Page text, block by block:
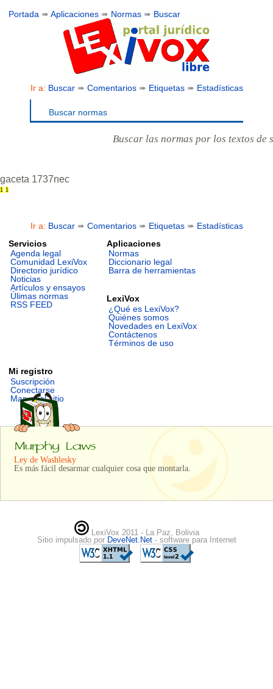
Portada ➠Aplicaciones ➠ Normas ➠ Buscar
Ir a: Buscar➠ Comentarios➠ Etiquetas➠ Estadísticas
Buscar normas
Buscar las normas por los textos de
gaceta 1737nec
1 1
Ir a: Buscar➠ Comentarios➠ Etiquetas➠ Estadísticas
Servicios
Agenda legal
Comunidad LexiVox
Directorio jurídico
Noticias
Artículos y ensayos
Úlimas normas
RSS FEED
Aplicaciones
Normas
Diccionario legal
Barra de herramientas
LexiVox
¿Qué es LexiVox?
Quiénes somos
Novedades en LexiVox
Contáctenos
Términos de uso
Mi registro
Suscripción
Conectarse
Mapa del sitio
Ley de Washlesky
Es más fácil desarmar cualquier cosa que montarla.
LexiVox 2011 - La Paz, Bolivia
Sitio impulsado por DeveNet.Net - software para Internet